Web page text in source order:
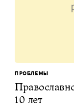
ПРОБЛЕМЫ
10 лет